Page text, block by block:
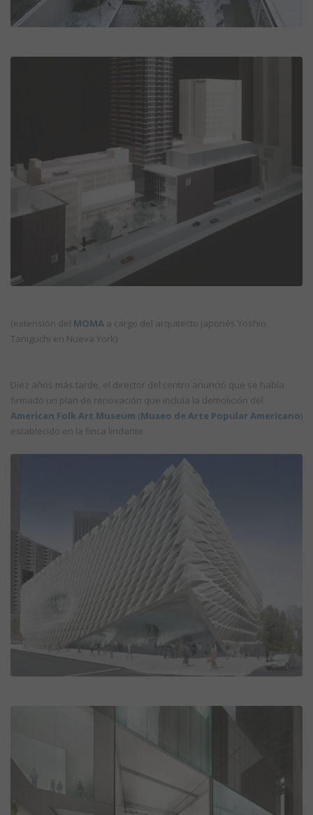
(extensión del MOMA a cargo del arquitecto japonés Yoshio
Taniguchi en Nueva York)
Diez años más tarde, el director del centro anunció que se había
firmado un plan de renovación que incluía la demolición del
American Folk Art Museum (Museo de Arte Popular Americano)
establecido en la finca lindante.